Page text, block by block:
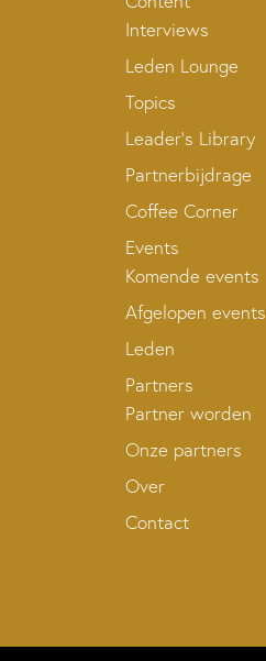
Interviews
Leden Lounge
Topics
Leader’s Library
Partnerbijdrage
Coffee Corner
Events
Komende events
Afgelopen events
Leden
Partners
Partner worden
Onze partners
Over
Contact